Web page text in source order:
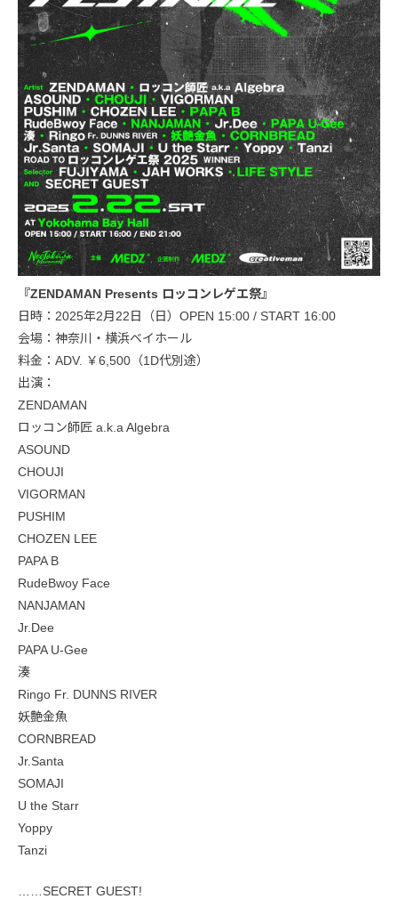
『ZENDAMAN Presents ロッコンレゲエ祭』
日時：2025年2月22日（日）OPEN 15:00 / START 16:00
会場：神奈川・横浜ベイホール
料金：ADV. ￥6,500（1D代別途）
出演：
ZENDAMAN
ロッコン師匠 a.k.a Algebra
ASOUND
CHOUJI
VIGORMAN
PUSHIM
CHOZEN LEE
PAPA B
RudeBwoy Face
NANJAMAN
Jr.Dee
PAPA U-Gee
湊
Ringo Fr. DUNNS RIVER
妖艶金魚
CORNBREAD
Jr.Santa
SOMAJI
U the Starr
Yoppy
Tanzi
……SECRET GUEST!